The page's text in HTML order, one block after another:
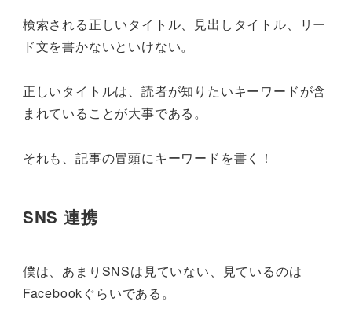
検索される正しいタイトル、見出しタイトル、リー
ド文を書かないといけない。
正しいタイトルは、読者が知りたいキーワードが含
まれていることが大事である。
それも、記事の冒頭にキーワードを書く！
SNS 連携
僕は、あまりSNSは見ていない、見ているのは
Facebookぐらいである。